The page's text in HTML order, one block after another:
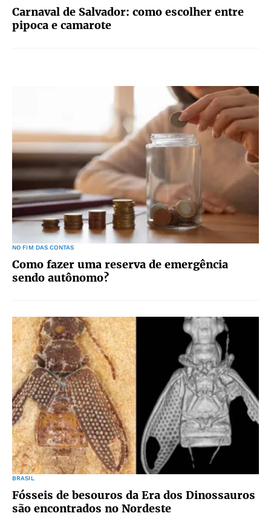
Carnaval de Salvador: como escolher entre
pipoca e camarote
NO FIM DAS CONTAS
Como fazer uma reserva de emergência
sendo autônomo?
BRASIL
Fósseis de besouros da Era dos Dinossauros
são encontrados no Nordeste